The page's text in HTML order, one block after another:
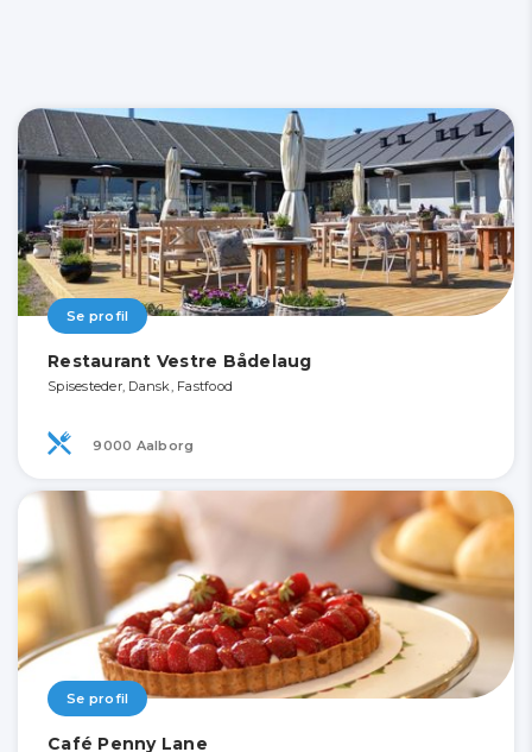
Se profil
Restaurant Vestre Bådelaug
Spisesteder, Dansk, Fastfood
9000 Aalborg
Se profil
Café Penny Lane